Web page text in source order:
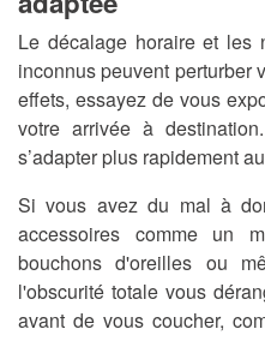
Le décalage horaire et les
inconnus peuvent perturber
effets, essayez de vous
votre arrivée à
s’adapter plus rapidement
Si vous avez du mal à
accessoires comme un
bouchons d'oreilles ou
l'obscurité totale vous
avant de vous coucher,